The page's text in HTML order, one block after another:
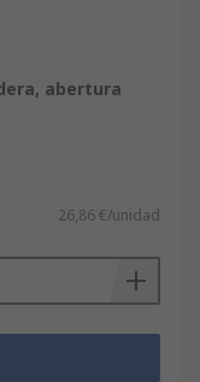
abertura
26,86 €/unidad